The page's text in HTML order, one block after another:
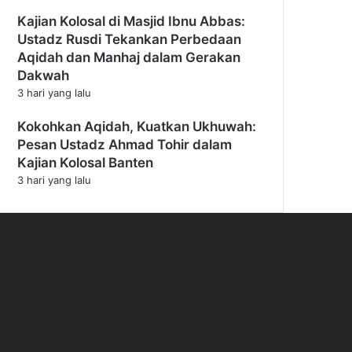
Kajian Kolosal di Masjid Ibnu Abbas:
Ustadz Rusdi Tekankan Perbedaan
Aqidah dan Manhaj dalam Gerakan
Dakwah
3 hari yang lalu
Kokohkan Aqidah, Kuatkan Ukhuwah:
Pesan Ustadz Ahmad Tohir dalam
Kajian Kolosal Banten
3 hari yang lalu